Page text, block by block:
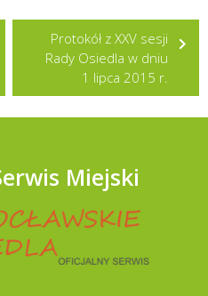
Protokół z XXV sesji
Rady Osiedla w dniu
1 lipca 2015 r.
Miejski